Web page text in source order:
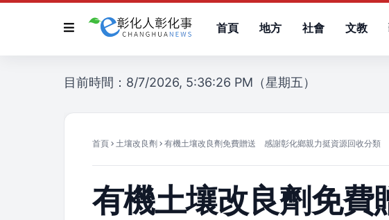
首頁 地方 社會 文教
目前時間：8/7/2026, 5:36:26 PM（星期五）
首頁 土壤改良劑 有機土壤改良劑免費贈送 感謝彰化鄉親力挺資源回收分類
有機土壤改良劑免